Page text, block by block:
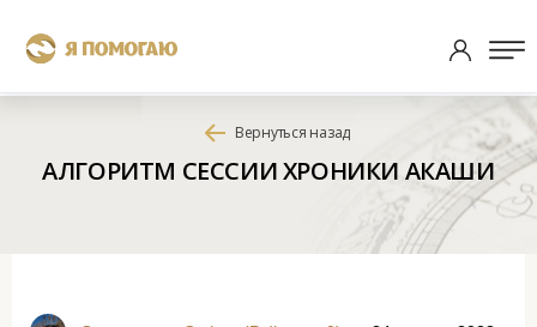
Вернуться назад
АЛГОРИТМ СЕССИИ ХРОНИКИ АКАШИ